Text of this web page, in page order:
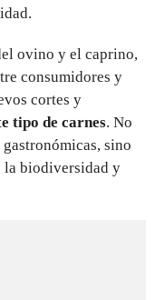
ovino y el caprino,
consumidores y
cortes y
tipo de carnes. No
sino
la biodiversidad y